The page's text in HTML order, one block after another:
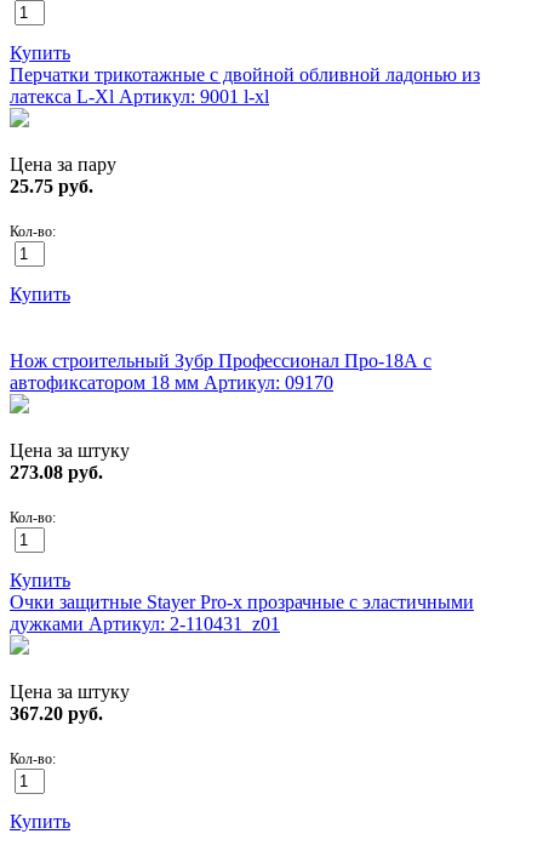
Купить
Перчатки трикотажные с двойной обливной ладонью из
латекса L-Xl Артикул: 9001 l-xl
Цена за пару
25.75 руб.
Кол-во:
Купить
Нож строительный Зубр Профессионал Про-18А с
автофиксатором 18 мм Артикул: 09170
Цена за штуку
273.08 руб.
Кол-во:
Купить
Очки защитные Stayer Pro-x прозрачные с эластичными
дужками Артикул: 2-110431_z01
Цена за штуку
367.20 руб.
Кол-во:
Купить